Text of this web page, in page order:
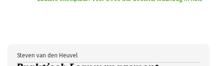
Steven van den Heuvel